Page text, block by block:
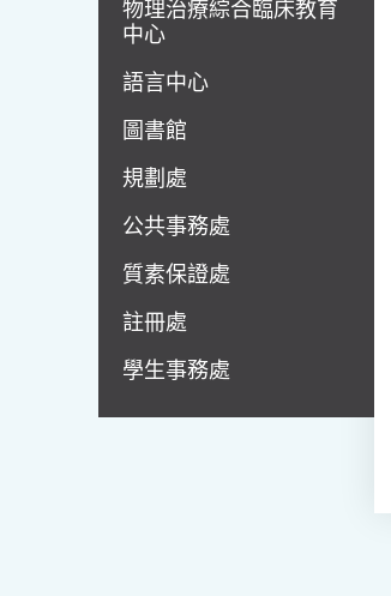
物理治療綜合臨床教育
中心
語言中心
圖書館
規劃處
公共事務處
質素保證處
註冊處
學生事務處